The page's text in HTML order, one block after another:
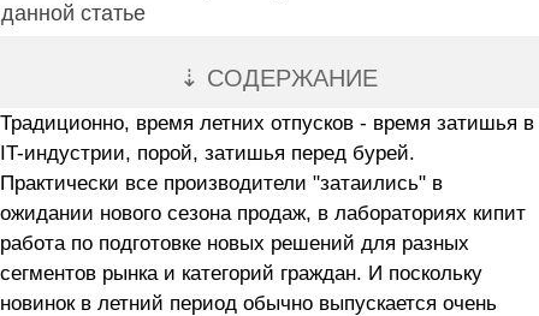
данной статье
⇣ СОДЕРЖАНИЕ
Традиционно, время летних отпусков - время затишья в
IT-индустрии, порой, затишья перед бурей.
Практически все производители "затаились" в
ожидании нового сезона продаж, в лабораториях кипит
работа по подготовке новых решений для разных
сегментов рынка и категорий граждан. И поскольку
новинок в летний период обычно выпускается очень